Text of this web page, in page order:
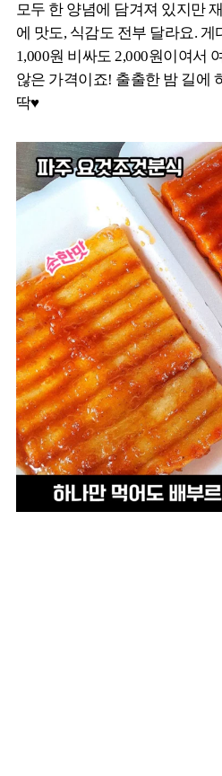
모두 한 양념에 담겨져 있지만
에 맛도, 식감도 전부 달라요.
1,000원 비싸도 2,000원이여서
않은 가격이죠! 출출한 밤 길에
딱♥